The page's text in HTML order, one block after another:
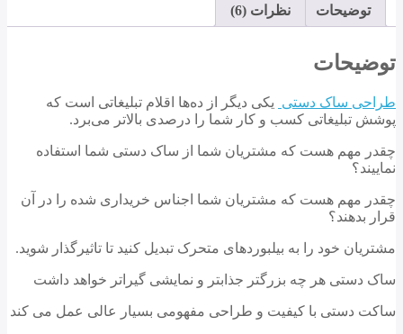
توضیحات نظرات (6)
ساک دستییکی دیگر از ده‌ها اقلام تبلیغاتی است که
تبلیغاتی کسب و کار شما را درصدی بالاتر می‌برد.
مهم هست که مشتریان شما از ساک دستی شما استفاده
مهم هست که مشتریان شما اجناس خریداری شده را در آن
بدهند؟
خود را به بیلبوردهای متحرک تبدیل کنید تا تاثیرگذار شوید.
دستی هر چه بزرگتر جذابتر و نمایشی گیراتر خواهد داشت
دستی با کیفیت و طراحی مفهومی بسیار عالی عمل می کند